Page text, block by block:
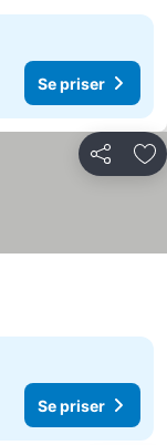
Se priser
Del
Se priser